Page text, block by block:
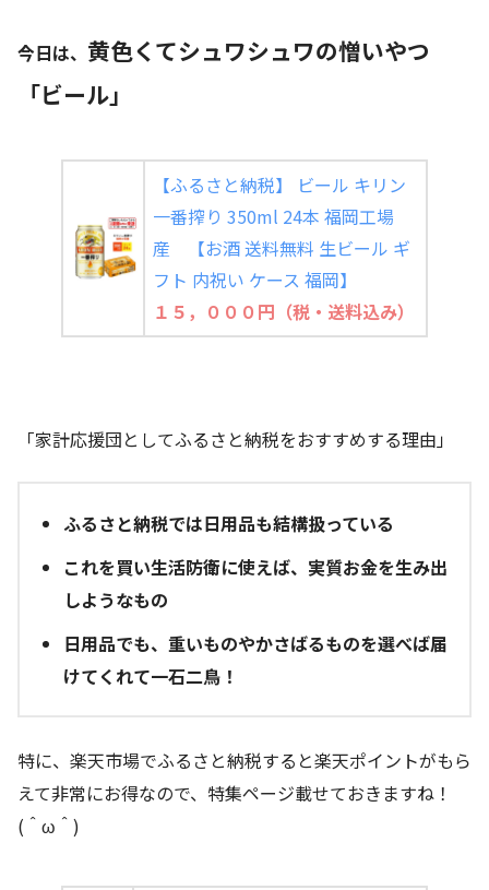
今日は、 黄色くてシュワシュワの憎いやつ
「ビール」
【ふるさと納税】 ビール キリン
一番搾り 350ml 24本 福岡工場
産 【お酒 送料無料 生ビール ギ
フト 内祝い ケース 福岡】
１５，０００円（税・送料込み）
「家計応援団としてふるさと納税をおすすめする理由」
ふるさと納税では日用品も結構扱っている
これを買い生活防衛に使えば、実質お金を生み出
しようなもの
日用品でも、重いものやかさばるものを選べば届
けてくれて一石二鳥！
特に、楽天市場でふるさと納税すると楽天ポイントがもら
えて非常にお得なので、特集ページ載せておきますね！
(＾ω＾)